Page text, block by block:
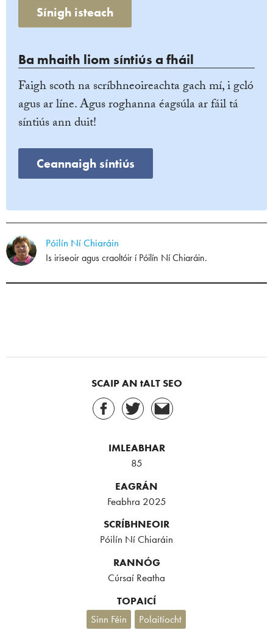
Sínigh isteach
Ba mhaith liom síntiús a fháil
Faigh scoth na scríbhneoireachta gach mí, i gcló
agus ar líne. Agus roghanna éagsúla ar fáil tá
síntiús ann duit!
Ceannaigh síntiús
Póilín Ní Chiaráin
Is iriseoir agus craoltóir í Póilín Ní Chiaráin.
SCAIP AN tALT SEO
IMLEABHAR
85
EAGRÁN
Feabhra 2025
SCRÍBHNEOIR
Póilín Ní Chiaráin
RANNÓG
Cúrsaí Reatha
TOPAICÍ
Sinn Féin
Polaitíocht